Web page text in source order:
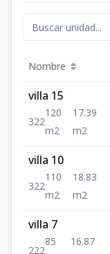
Nombre
villa 15
322
120
m2
17.39
m2
villa 10
322
110
m2
18.83
m2
villa 7
222
85
16.87